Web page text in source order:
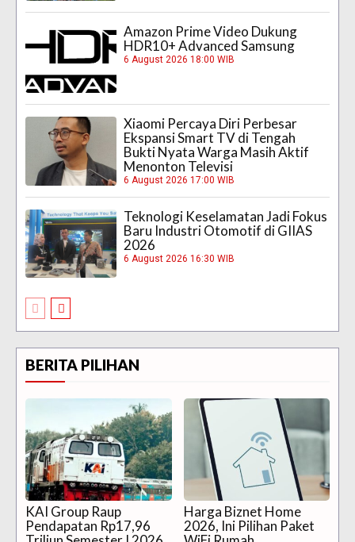
Amazon Prime Video Dukung
HDR10+ Advanced Samsung
6 August 2026 18:00 WIB
Xiaomi Percaya Diri Perbesar
Ekspansi Smart TV di Tengah
Bukti Nyata Warga Masih Aktif
Menonton Televisi
6 August 2026 17:00 WIB
Teknologi Keselamatan Jadi Fokus
Baru Industri Otomotif di GIIAS
2026
6 August 2026 16:30 WIB
BERITA PILIHAN
KAI Group Raup
Pendapatan Rp17,96
Harga Biznet Home
2026, Ini Pilihan Paket